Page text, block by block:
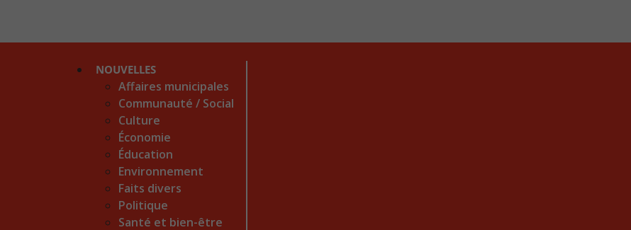
NOUVELLES
Affaires municipales
Communauté / Social
Culture
Économie
Éducation
Environnement
Faits divers
Politique
Santé et bien-être